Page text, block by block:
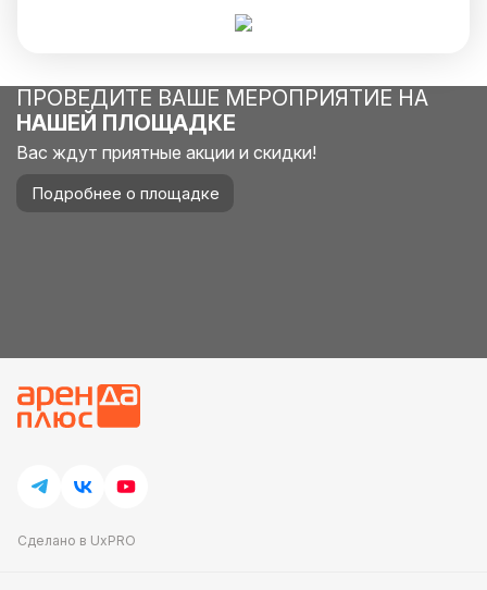
ПРОВЕДИТЕ ВАШЕ МЕРОПРИЯТИЕ НА
НАШЕЙ ПЛОЩАДКЕ
Вас ждут приятные акции и скидки!
Подробнее о площадке
Сделано в UxPRO